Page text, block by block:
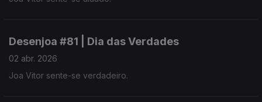
Desenjoa #81 | Dia das Verdades
02 abr. 2026
Joa Vitor sente-se verdadeiro.